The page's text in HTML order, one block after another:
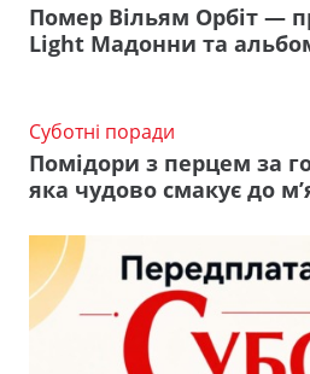
Помер Вільям Орбіт —
Light Мадонни та
Суботні поради
Помідори з перцем за
яка чудово смакує до